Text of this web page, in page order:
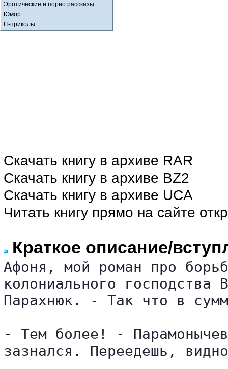
Эротические и порно рассказы
Юмор
IT-приколы
Скачать книгу в архиве RAR
Скачать книгу в архиве BZ2
Скачать книгу в архиве UCA
Читать книгу прямо на сайте
Краткое описание/
Афоня, мой роман про
колониального
Парахнюк. - Так что в
- Тем более! -
зазнался. Переедешь,